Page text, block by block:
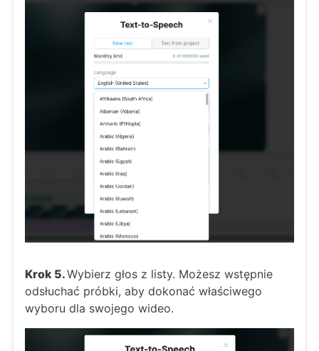
Krok 5.Wybierz głos z listy. Możesz wstępnie
odsłuchać próbki, aby dokonać właściwego
wyboru dla swojego wideo.